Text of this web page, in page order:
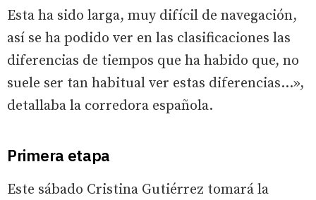
Esta ha sido larga, muy difícil de navegación,
así se ha podido ver en las clasificaciones las
diferencias de tiempos que ha habido que, no
suele ser tan habitual ver estas diferencias...»,
detallaba la corredora española.
Primera etapa
Este sábado Cristina Gutiérrez tomará la